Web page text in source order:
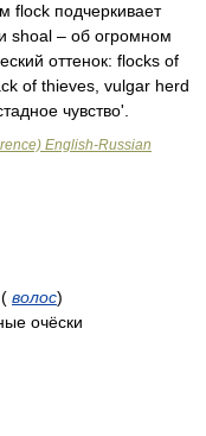
flock подчеркивает
shoal – об огромном
оттенок: flocks of
of thieves, vulgar herd
чувство'.
English-Russian
волос)
очёски